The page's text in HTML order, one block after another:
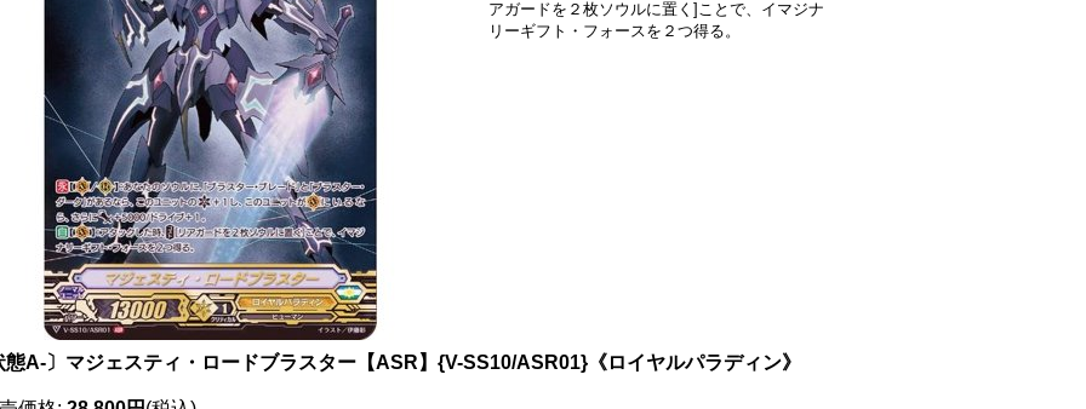
アガードを２枚ソウルに置く]ことで、イマジナ
リーギフト・フォースを２つ得る。
態A-〕マジェスティ・ロードブラスター【ASR】{V-SS10/ASR01}《ロイヤルパラディン》